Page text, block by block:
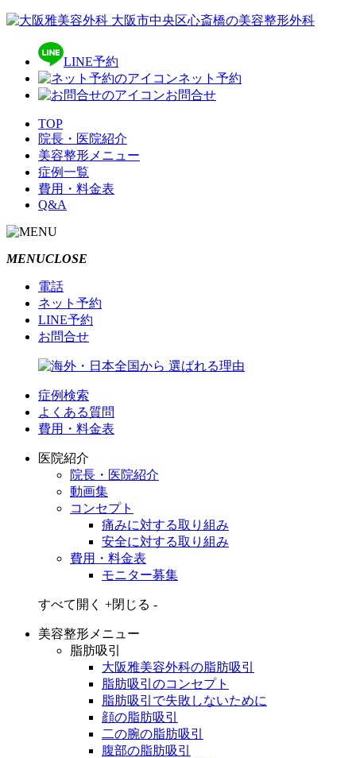
LINE予約
ネット予約
お問合せ
TOP
院長・医院紹介
美容整形メニュー
症例一覧
費用・料金表
Q&A
MENUCLOSE
電話
ネット予約
LINE予約
お問合せ
症例検索
よくある質問
費用・料金表
医院紹介
院長・医院紹介
動画集
コンセプト
痛みに対する取り組み
安全に対する取り組み
費用・料金表
モニター募集
すべて開く +閉じる -
美容整形メニュー
脂肪吸引
大阪雅美容外科の脂肪吸引
脂肪吸引のコンセプト
脂肪吸引で失敗しないために
顔の脂肪吸引
二の腕の脂肪吸引
腹部の脂肪吸引